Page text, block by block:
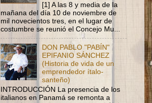
[1] A las 8 y media de la
mañana del día 10 de noviembre de
mil novecientos tres, en el lugar de
costumbre se reunió el Concejo Mu...
DON PABLO "PABÍN"
EPIFANIO SÁNCHEZ
(Historia de vida de un
emprendedor ítalo-
santeño)
INTRODUCCIÓN La presencia de los
italianos en Panamá se remonta a